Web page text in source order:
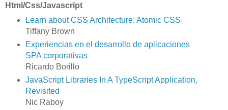
Html/Css/Javascript
Learn about CSS Architecture: Atomic CSS
Tiffany Brown
Experiencias en el desarrollo de aplicaciones
SPA corporativas
Ricardo Borillo
JavaScript Libraries In A TypeScript Application,
Revisited
Nic Raboy